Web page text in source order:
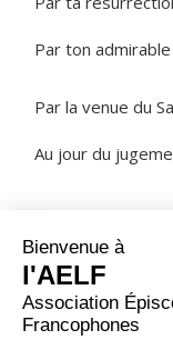
Par ton
Par la venue du
Au jour du
ORAISON
Dieu éternel et
les lumières, et le